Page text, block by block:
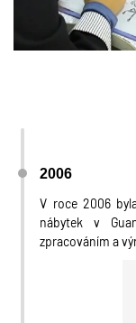
2006
V roce 2006
nábytek v
zpracováním a